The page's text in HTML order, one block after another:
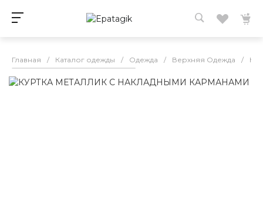
Главная / Каталог одежды / Одежда / Верхняя Одежда /